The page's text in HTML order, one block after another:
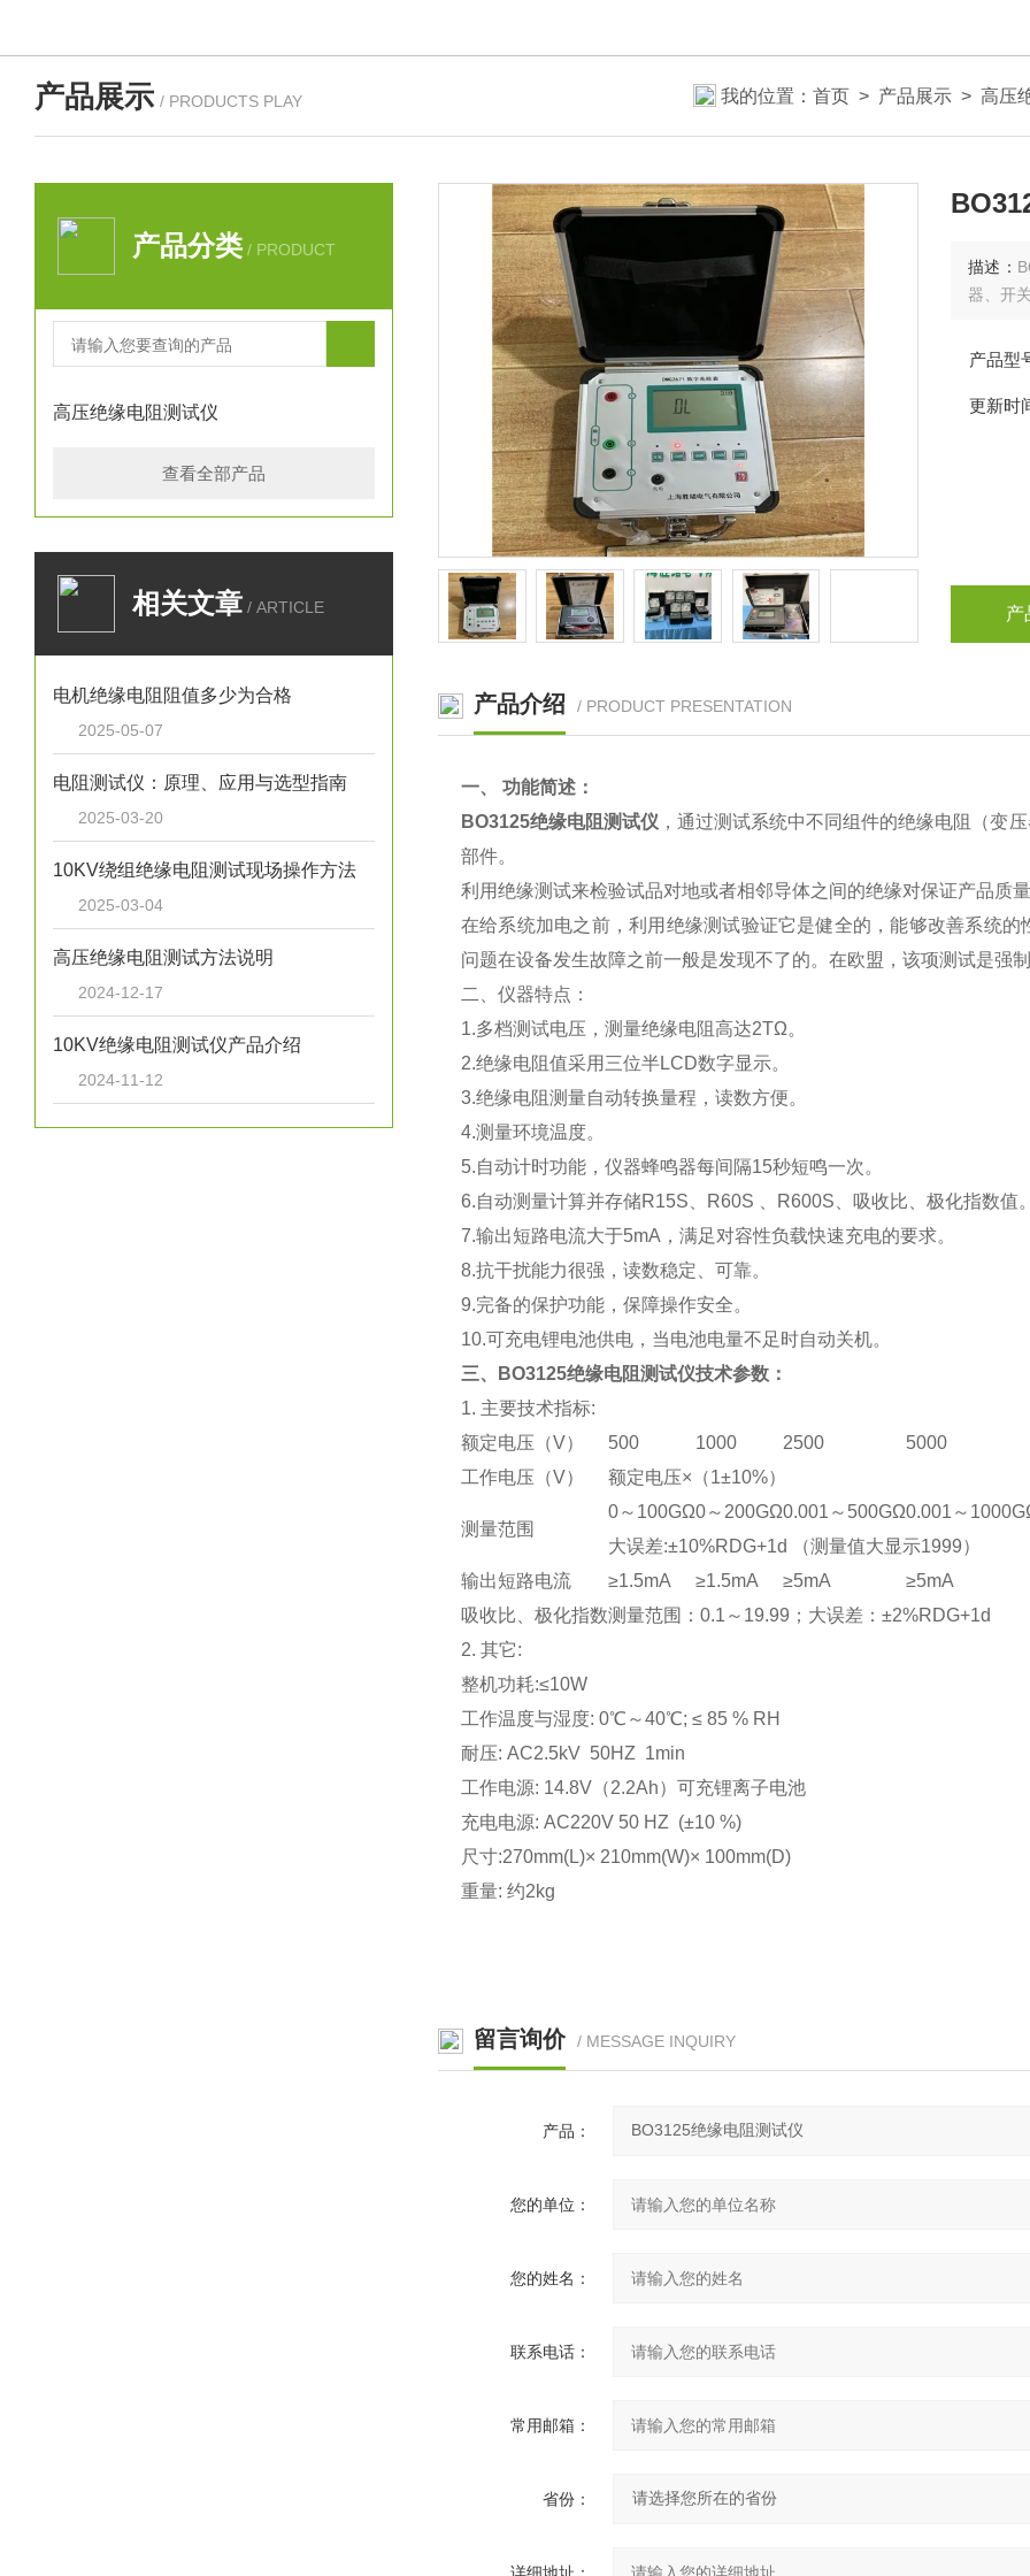
产品展示 / PRODUCTS PLAY 我的位置： 首页 > 产品展示 > 高压
产品分类 / PRODUCT
高压绝缘电阻测试仪
查看全部产品
相关文章 / ARTICLE
电机绝缘电阻阻值多少为合格
2025-05-07
电阻测试仪：原理、应用与选型指南
2025-03-20
10KV绕组绝缘电阻测试现场操作方法
2025-03-04
高压绝缘电阻测试方法说明
2024-12-17
10KV绝缘电阻测试仪产品介绍
2024-11-12
描述：
器、开
产品型
更新时
产
产品介绍 / PRODUCT PRESENTATION
一、 功能简述：
BO3125绝缘电阻测试仪 ，通过测试系统中不同组件的绝缘电阻（变
部件。
利用绝缘测试来检验试品对地或者相邻导体之间的绝缘对保证产品质
在给系统加电之前，利用绝缘测试验证它是健全的，能够改善系统
问题在设备发生故障之前一般是发现不了的。在欧盟，该项测试是强
二、仪器特点：
1.多档测试电压，测量绝缘电阻高达2TΩ。
2.绝缘电阻值采用三位半LCD数字显示。
3.绝缘电阻测量自动转换量程，读数方便。
4.测量环境温度。
5.自动计时功能，仪器蜂鸣器每间隔15秒短鸣一次。
6.自动测量计算并存储R15S、R60S 、R600S、吸收比、极化指数值
7.输出短路电流大于5mA，满足对容性负载快速充电的要求。
8.抗干扰能力很强，读数稳定、可靠。
9.完备的保护功能，保障操作安全。
10.可充电锂电池供电，当电池电量不足时自动关机。
三、
BO3125绝缘电阻测试仪技术参数：
1. 主要技术指标:
额定电压（V）
500 1000 2500
5000
工作电压（V）
额定电压×（1±10%）
测量范围
0～100GΩ0～200GΩ0.001～500GΩ0.001～
大误差:±10%RDG+1d （测量值大显示1999）
输出短路电流
≥1.5mA ≥1.5mA ≥5mA
≥5mA
吸收比、极化指数测量范围：0.1～19.99；大误差：±2%RDG+1d
2. 其它:
整机功耗:≤10W
工作温度与湿度: 0℃～40℃; ≤ 85 % RH
耐压: AC2.5kV 50HZ 1min
工作电源: 14.8V（2.2Ah）可充锂离子电池
充电电源: AC220V 50 HZ (±10 %)
尺寸:270mm(L)× 210mm(W)× 100mm(D)
重量: 约2kg
留言询价 / MESSAGE INQUIRY
产品：
您的单位：
您的姓名：
联系电话：
常用邮箱：
省份：